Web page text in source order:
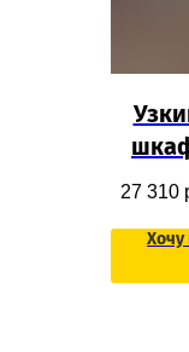
27 310